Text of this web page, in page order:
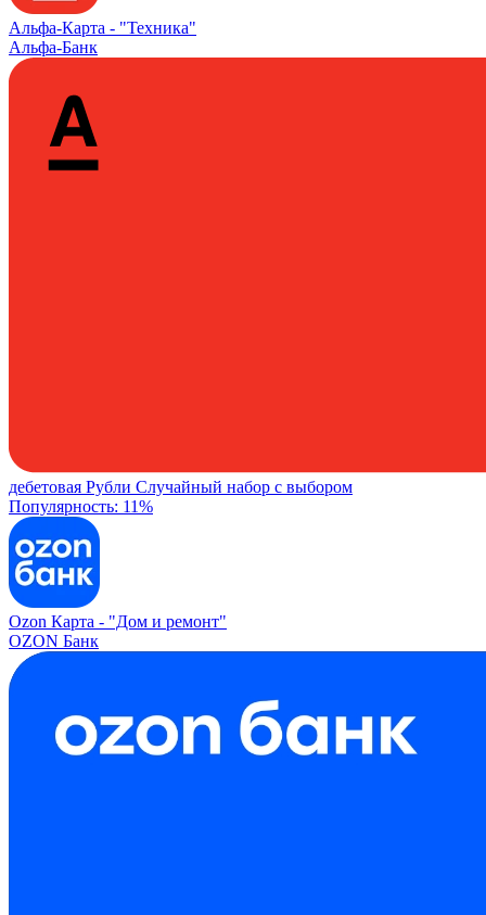
Альфа‑Карта - "Техника"
Альфа-Банк
дебетовая Рубли Случайный набор с выбором
Популярность: 11%
Ozon Карта - "Дом и ремонт"
OZON Банк